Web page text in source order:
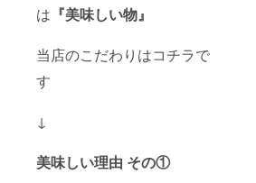
は 『美味しい物』
当店のこだわりはコチラで
す
↓
美味しい理由 その①